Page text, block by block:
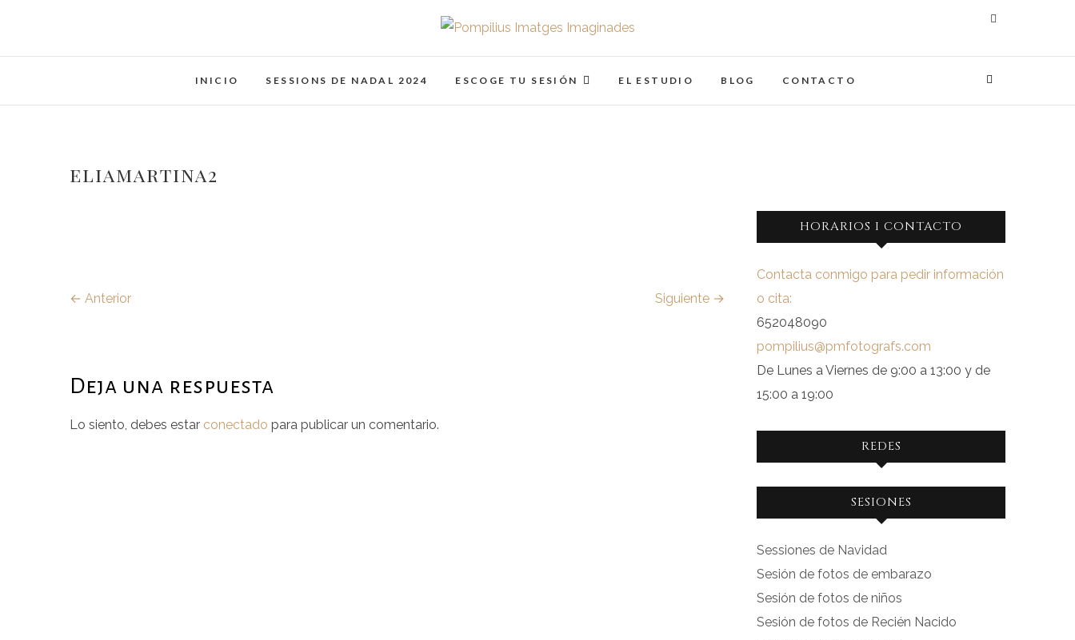
contenido
Pompilius Imatges Imaginades
INICIO SESSIONS DE NADAL 2024 ESCOGE TU SESIÓN EL ESTUDIO BLOG CONTACTO
eliamartina2
← Anterior Siguiente →
Deja una respuesta
Lo siento, debes estar conectado para publicar un comentario.
HORARIOS I CONTACTO
Contacta conmigo para pedir información
o cita:
652048090
pompilius@pmfotografs.com
De Lunes a Viernes de 9:00 a 13:00 y de
15:00 a 19:00
REDES
perfil
de
facebook.com
en
Facebook
perfil
de
instagram.com
en
Instagram
SESIONES
Sessiones de Navidad
Sesión de fotos de embarazo
Sesión de fotos de niños
Sesión de fotos de Recién Nacido